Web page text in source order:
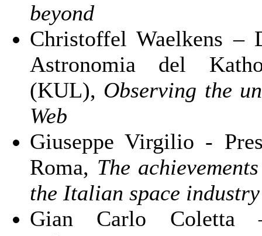
beyond
Christoffel Waelkens –
Astronomia del
(KUL), Observing the
Web
Giuseppe Virgilio -
Roma, The
the Italian space industry
Gian Carlo Coletta